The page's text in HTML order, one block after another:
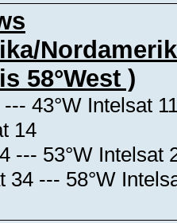
58°West )
43°W Intelsat
14
--- 53°W Intelsat
34 --- 58°W